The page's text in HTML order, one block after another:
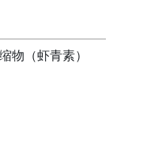
物（虾青素）